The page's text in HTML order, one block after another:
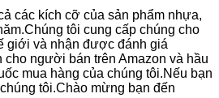
các kích cỡ của sản phẩm nhựa,
tôi cung cấp chúng cho
giới và nhận được đánh giá
cho người bán trên Amazon và hầu
mua hàng của chúng tôi.Nếu bạn
tôi.Chào mừng bạn đến